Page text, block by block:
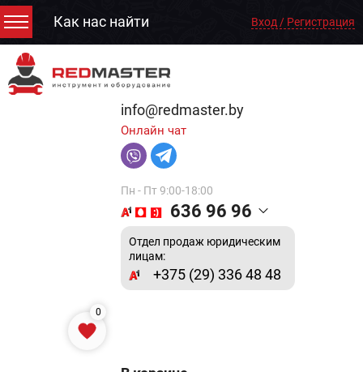
Как нас найти Вход / Регистрация
info@redmaster.by
Онлайн чат
Пн - Пт 9:00-18:00
636 96 96
Отдел продаж юридическим
лицам:
+375 (29) 336 48 48
0